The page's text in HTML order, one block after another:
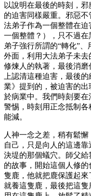
以說明在最後的時刻，
的迫害同樣嚴重。邪惡
法弟子作為一個整體在
一個整體？），只不過
弟子強行所謂的“轉化”
外面，利用大法弟子未
修煉人的執著，最後消
上認清這種迫害，最後
業》提到的，被迫害的
於病業中。我們時刻要
警惕，時刻用正念抵制
能減。
人神一念之差，稍有鬆
自己，只是向人的這邊
決堤的那個蟻穴。師父
的故事，開始這個人修
隻鹿，他就把鹿保護起
就養這隻鹿，最後把這